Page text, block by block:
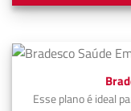
Esse plano é ideal